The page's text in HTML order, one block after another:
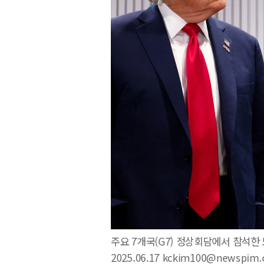
주요 7개국(G7) 정상회담에서 참석
2025.06.17